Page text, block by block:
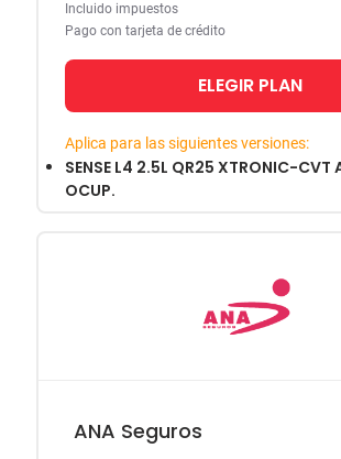
Incluido impuestos
Pago con tarjeta de crédito
ELEGIR PLAN
Aplica para las siguientes versiones:
SENSE L4 2.5L QR25 XTRONIC-CVT
OCUP.
ANA Seguros